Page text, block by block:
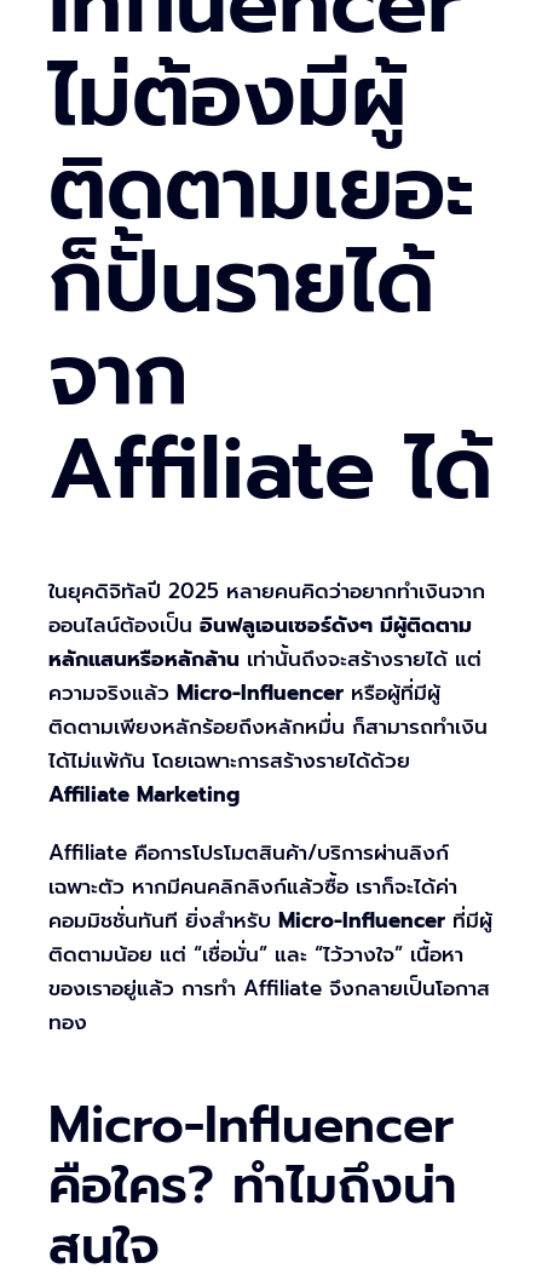
ไม่ต้องมีผู้
ติดตามเยอะ
ก็ปั้นรายได้
จาก
Affiliate ได้
ในยุคดิจิทัลปี 2025 หลายคนคิดว่าอยากทำเงินจาก
ออนไลน์ต้องเป็น อินฟลูเอนเซอร์ดังๆ มีผู้ติดตาม
หลักแสนหรือหลักล้าน เท่านั้นถึงจะสร้างรายได้ แต่
ความจริงแล้ว Micro-Influencer หรือผู้ที่มีผู้
ติดตามเพียงหลักร้อยถึงหลักหมื่น ก็สามารถทำเงิน
ได้ไม่แพ้กัน โดยเฉพาะการสร้างรายได้ด้วย
Affiliate Marketing
Affiliate คือการโปรโมตสินค้า/บริการผ่านลิงก์
เฉพาะตัว หากมีคนคลิกลิงก์แล้วซื้อ เราก็จะได้ค่า
คอมมิชชั่นทันที ยิ่งสำหรับ Micro-Influencer ที่มีผู้
ติดตามน้อย แต่ “เชื่อมั่น” และ “ไว้วางใจ” เนื้อหา
ของเราอยู่แล้ว การทำ Affiliate จึงกลายเป็นโอกาส
ทอง
Micro-Influencer
คือใคร? ทำไมถึงน่า
สนใจ